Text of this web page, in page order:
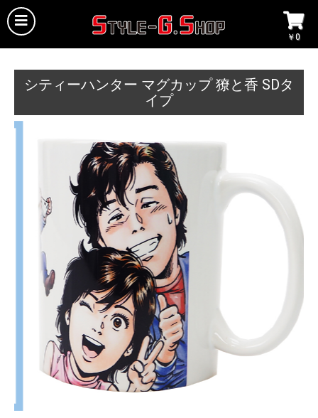
￥0
シティーハンター マグカップ 獠と香 SDタ
イプ